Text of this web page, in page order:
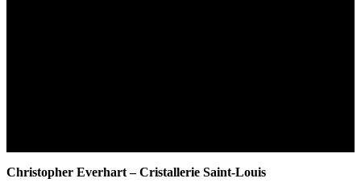
Christopher Everhart– Cristallerie Saint-Louis